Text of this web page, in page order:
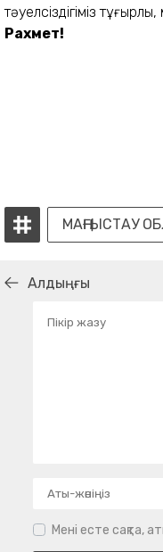
тәуелсіздігіміз
Рахмет!
МАҢҒЫСТАУ
Алдыңғы
Мені есте сақта,